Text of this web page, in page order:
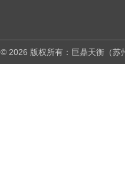
© 2026 版权所有：巨鼎天衡（